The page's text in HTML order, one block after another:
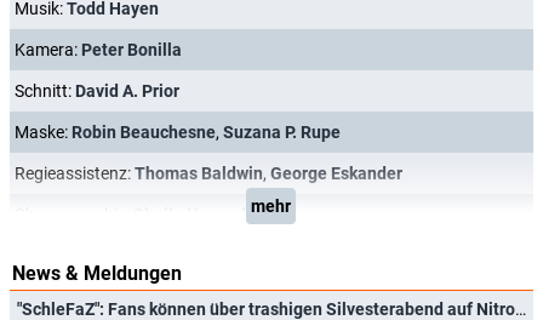
Musik:Todd Hayen
Kamera: Peter Bonilla
Schnitt: David A. Prior
Maske: Robin Beauchesne, Suzana P. Rupe
Regieassistenz:Thomas Baldwin, George Eskander
mehr
News & Meldungen
"SchleFaZ": Fans können über trashigen Silvesterabend auf Nitro abstimmen